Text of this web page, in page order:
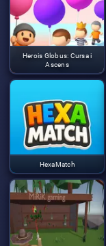
Herois Globus: Cursa i
Ascens
HexaMatch